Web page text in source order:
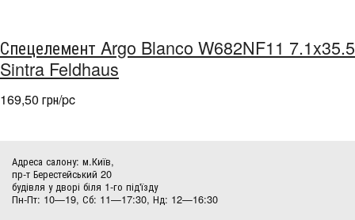
Спецелемент Argo Blanco W682NF11 7.1x35.5
Sintra Feldhaus
169,50 грн/pc
Адреса салону: м.Київ,
пр-т Берестейський 20
будівля у дворі біля 1-го під'їзду
Пн-Пт: 10—19, Сб: 11—17:30, Нд: 12—16:30